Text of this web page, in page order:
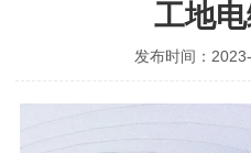
工地
发布时间：